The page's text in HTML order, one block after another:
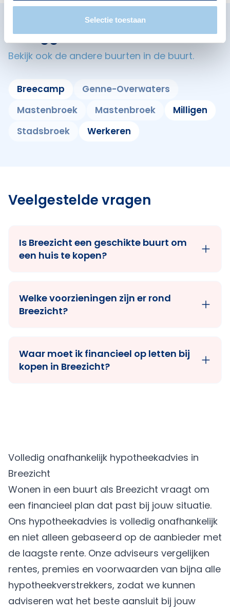
Selectie toestaan
Omliggende buurten in Zwolle
Bekijk ook de andere buurten in de buurt.
Breecamp
Genne-Overwaters
Mastenbroek
Mastenbroek
Milligen
Stadsbroek
Werkeren
Veelgestelde vragen
Is Breezicht een geschikte buurt om
een huis te kopen?
Welke voorzieningen zijn er rond
Breezicht?
Waar moet ik financieel op letten bij
kopen in Breezicht?
Volledig onafhankelijk hypotheekadvies in
Breezicht
Wonen in een buurt als Breezicht vraagt om
een financieel plan dat past bij jouw situatie.
Ons hypotheekadvies is volledig onafhankelijk
en niet alleen gebaseerd op de aanbieder met
de laagste rente. Onze adviseurs vergelijken
rentes, premies en voorwaarden van bijna alle
hypotheekverstrekkers, zodat we kunnen
adviseren wat het beste aansluit bij jouw